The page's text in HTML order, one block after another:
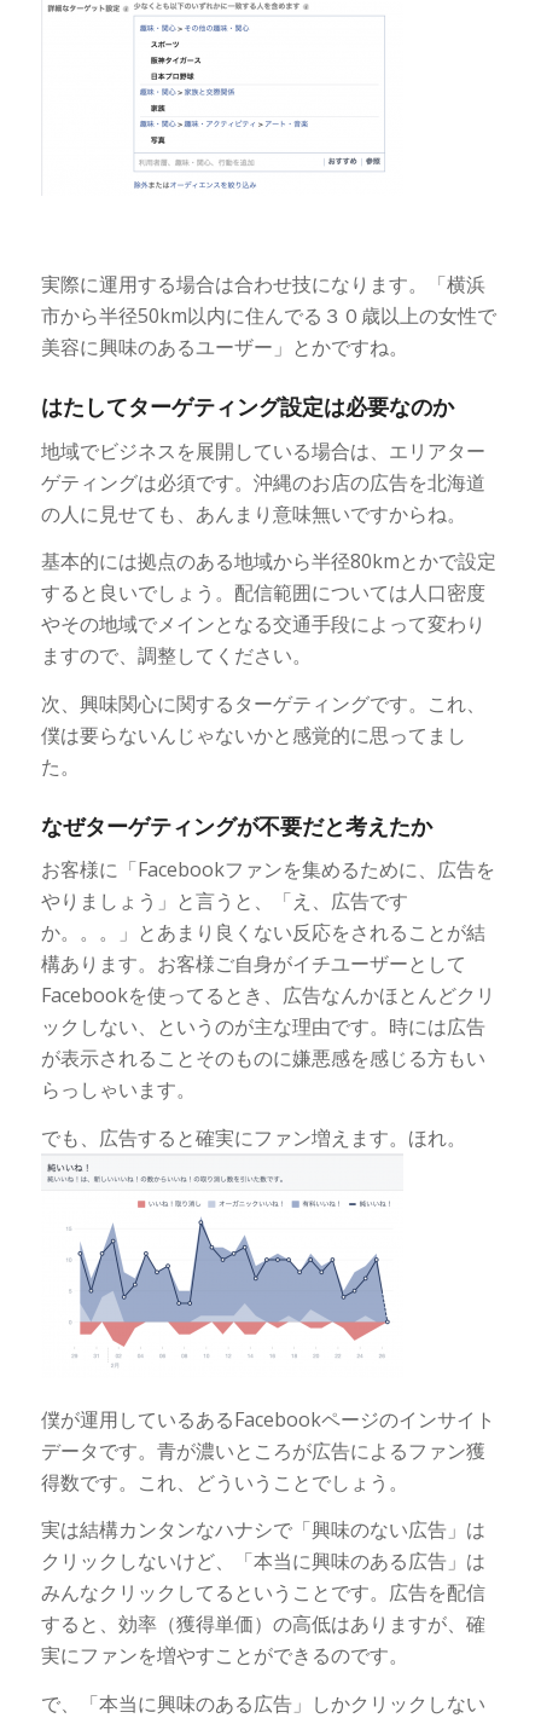
実際に運用する場合は合わせ技になります。「横浜
市から半径50km以内に住んでる３０歳以上の女性で
美容に興味のあるユーザー」とかですね。
はたしてターゲティング設定は必要なのか
地域でビジネスを展開している場合は、エリアター
ゲティングは必須です。沖縄のお店の広告を北海道
の人に見せても、あんまり意味無いですからね。
基本的には拠点のある地域から半径80kmとかで設定
すると良いでしょう。配信範囲については人口密度
やその地域でメインとなる交通手段によって変わり
ますので、調整してください。
次、興味関心に関するターゲティングです。これ、
僕は要らないんじゃないかと感覚的に思ってまし
た。
なぜターゲティングが不要だと考えたか
お客様に「Facebookファンを集めるために、広告を
やりましょう」と言うと、「え、広告です
か。。。」とあまり良くない反応をされることが結
構あります。お客様ご自身がイチユーザーとして
Facebookを使ってるとき、広告なんかほとんどクリ
ックしない、というのが主な理由です。時には広告
が表示されることそのものに嫌悪感を感じる方もい
らっしゃいます。
でも、広告すると確実にファン増えます。ほれ。
僕が運用しているあるFacebookページのインサイト
データです。青が濃いところが広告によるファン獲
得数です。これ、どういうことでしょう。
実は結構カンタンなハナシで「興味のない広告」は
クリックしないけど、「本当に興味のある広告」は
みんなクリックしてるということです。広告を配信
すると、効率（獲得単価）の高低はありますが、確
実にファンを増やすことができるのです。
で、「本当に興味のある広告」しかクリックしない